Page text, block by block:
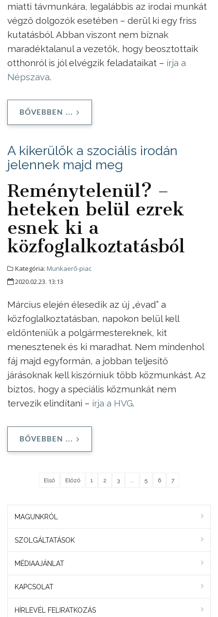
miatti távmunkára, legalábbis az irodai munkát
végző dolgozók esetében – derül ki egy friss
kutatásból. Abban viszont nem bíznak
maradéktalanul a vezetők, hogy beosztottaik
otthonról is jól elvégzik feladataikat – írja a
Népszava.
BŐVEBBEN ...
A kikerülők a szociális irodán
jelennek majd meg
Reménytelenül? –
heteken belül ezrek
esnek ki a
közfoglalkoztatásból
Kategória: Munkaerő-piac
2020.02.23. 13:13
Március elején élesedik az új „évad” a
közfoglalkoztatásban, napokon belül kell
eldönteniük a polgármestereknek, kit
menesztenek és ki maradhat. Nem mindenhol
fáj majd egyformán, a jobban teljesítő
járásoknak kell kiszórniuk több közmunkást. Az
biztos, hogy a speciális közmunkát nem
tervezik elindítani – írja a HVG.
BŐVEBBEN ...
Első Előző 1 2 3 ... 5 6 7
MAGUNKRÓL
SZOLGÁLTATÁSOK
MÉDIAAJÁNLAT
KAPCSOLAT
HÍRLEVÉL FELIRATKOZÁS